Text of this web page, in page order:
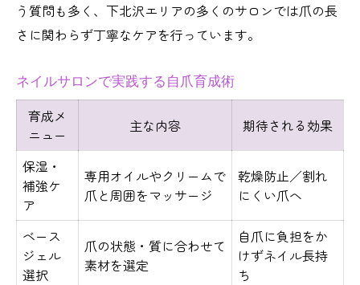
う質問も多く、下北沢エリアの多くのサロンでは爪の長
さに関わらず丁寧なケアを行っています。
ネイルサロンで実践する自爪育成術
育成メ
ニュー
主な内容 期待される効果
保湿・
補強ケ
ア
専用オイルやクリームで
爪と周囲をマッサージ
乾燥防止／割れ
にくい爪へ
ベース
ジェル
選択
爪の状態・質に合わせて
素材を選定
自爪に負担をか
けずネイル長持
ち